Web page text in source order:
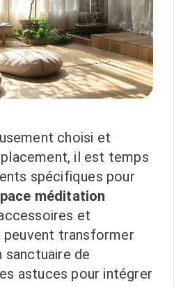
choisi et
il est temps
spécifiques pour
méditation
et
peuvent transformer
sanctuaire de
astuces pour intégrer